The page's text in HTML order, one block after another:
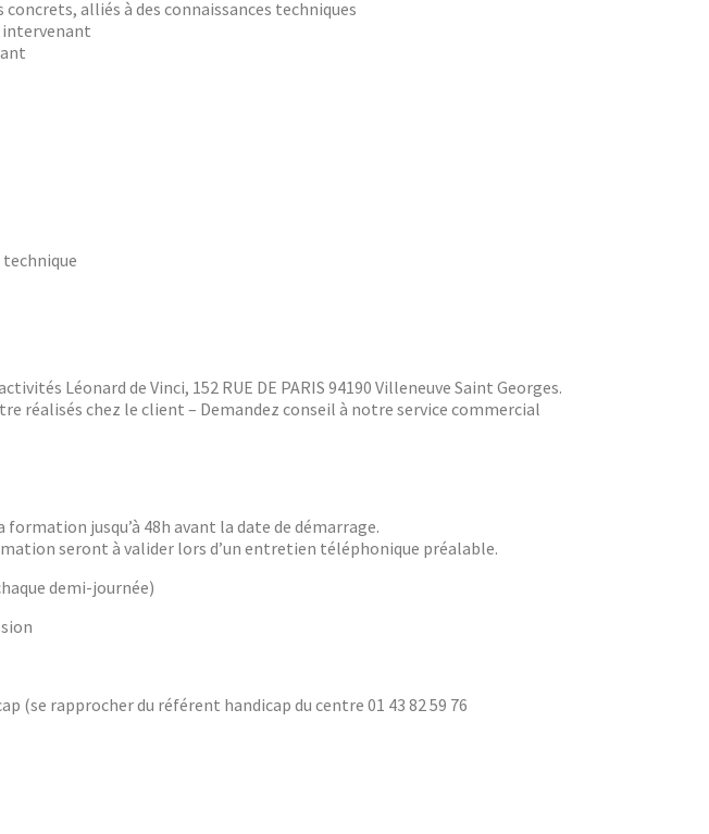
alliés à des connaissances techniques
Léonard de Vinci, 152 RUE DE PARIS 94190 Villeneuve Saint Georges.
réalisés chez le client – Demandez conseil à notre service commercial
jusqu’à 48h avant la date de démarrage.
seront à valider lors d’un entretien téléphonique préalable.
demi-journée)
(se rapprocher du référent handicap du centre 01 43 82 59 76